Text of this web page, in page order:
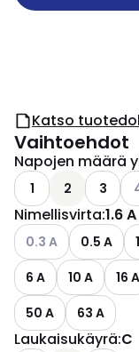
Katso
Vaihtoehdot
Napojen määrä
1 2 3
Nimellisvirta:1.6 A
Katso
0.3 A 0.5 A
6 A
10 A 16 A
50 A
63 A
Laukaisukäyrä:C